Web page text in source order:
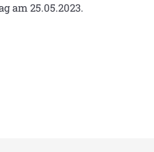
am 25.05.2023.